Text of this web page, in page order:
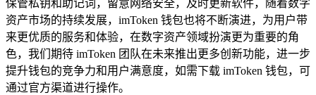
保管私钥和助记词，留意网络安全，及时更新软件，随着数字
资产市场的持续发展，imToken 钱包也将不断演进，为用户带
来更优质的服务和体验，在数字资产领域扮演更为重要的角
色，我们期待 imToken 团队在未来推出更多创新功能，进一步
提升钱包的竞争力和用户满意度，如需下载 imToken 钱包，可
通过官方渠道进行操作。